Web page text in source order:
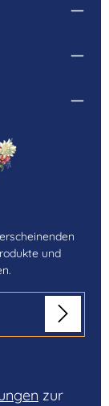
und
zur